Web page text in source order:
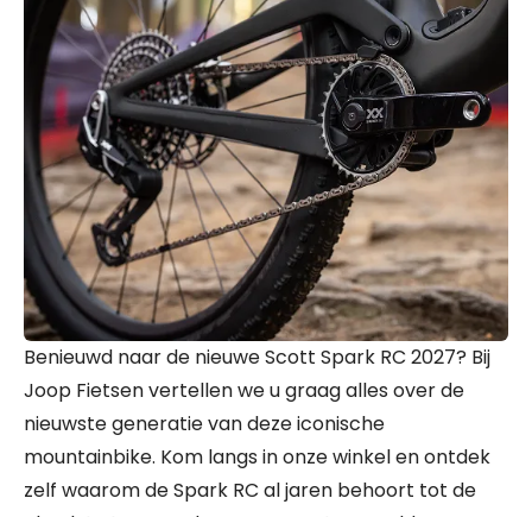
Benieuwd naar de nieuwe Scott Spark RC 2027? Bij
Joop Fietsen vertellen we u graag alles over de
nieuwste generatie van deze iconische
mountainbike. Kom langs in onze winkel en ontdek
zelf waarom de Spark RC al jaren behoort tot de